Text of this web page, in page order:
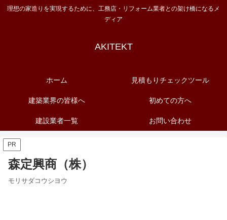
理想の家造りを実現するために、工務店・リフォーム業者との架け橋になるメ
ディア
AKITEKT
ホーム 見積もりチェックツール
建築業界の皆様へ 初めての方へ
建設業者一覧 お問い合わせ
PR
森定興商（株）
モリサダコウシヨウ